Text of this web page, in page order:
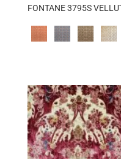
FONTANE 3795S